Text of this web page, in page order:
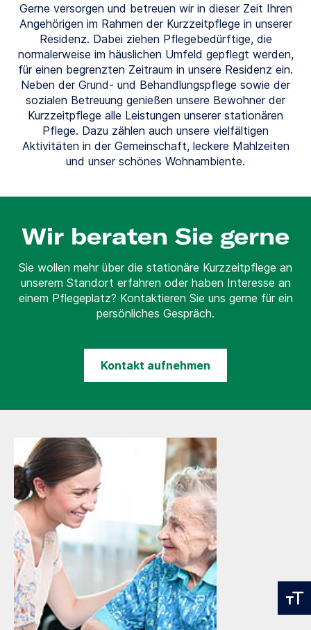
Gerne versorgen und betreuen wir in dieser Zeit Ihren
Angehörigen im Rahmen der Kurzzeitpflege in unserer
Residenz. Dabei ziehen Pflegebedürftige, die
normalerweise im häuslichen Umfeld gepflegt werden,
für einen begrenzten Zeitraum in unsere Residenz ein.
Neben der Grund- und Behandlungspflege sowie der
sozialen Betreuung genießen unsere Bewohner der
Kurzzeitpflege alle Leistungen unserer stationären
Pflege. Dazu zählen auch unsere vielfältigen
Aktivitäten in der Gemeinschaft, leckere Mahlzeiten
und unser schönes Wohnambiente.
Wir beraten Sie gerne
Sie wollen mehr über die stationäre Kurzzeitpflege an
unserem Standort erfahren oder haben Interesse an
einem Pflegeplatz? Kontaktieren Sie uns gerne für ein
persönliches Gespräch.
Kontakt aufnehmen